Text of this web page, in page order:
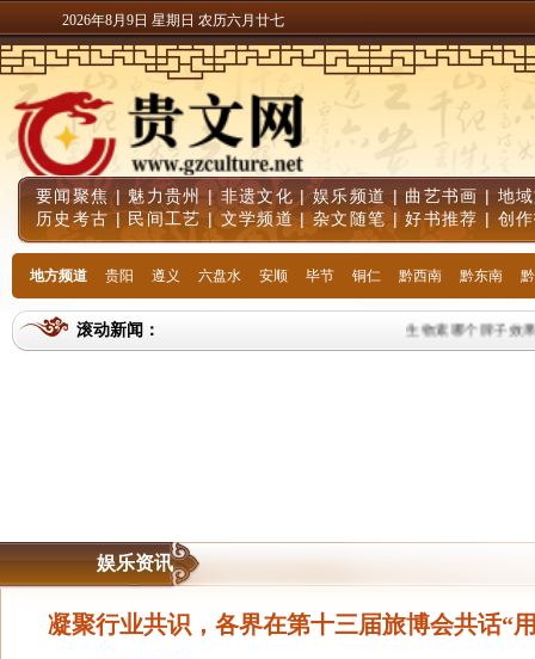
2026年8月9日 星期日 农历六月廿七
要闻聚焦| 魅力贵州|非遗文化 |娱乐频道 | 曲艺书画 | 地
历史考古 | 民间工艺 |文学频道|杂文随笔 |好书推荐 | 创
地方频道 贵阳 遵义 六盘水 安顺 毕节 铜仁 黔西南 黔东南
滚动新闻： 生物素哪个牌子效果
娱乐资讯
凝聚行业共识，各界在第十三届旅博会共话“